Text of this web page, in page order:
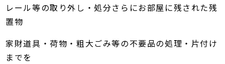
レール等の取り外し・処分さらにお部屋に残された残
置物
家財道具・荷物・粗大ごみ等の不要品の処理・片付け
までを